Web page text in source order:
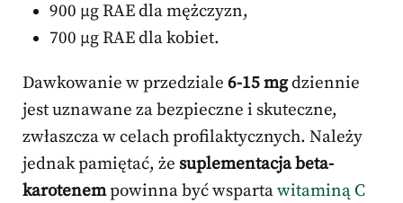
900 µg RAE dla mężczyzn,
700 µg RAE dla kobiet.
Dawkowanie w przedziale 6-15 mgdziennie
jest uznawane za bezpieczne i skuteczne,
zwłaszcza w celach profilaktycznych. Należy
jednak pamiętać, że suplementacja beta-
karotenempowinna być wspartawitaminą C